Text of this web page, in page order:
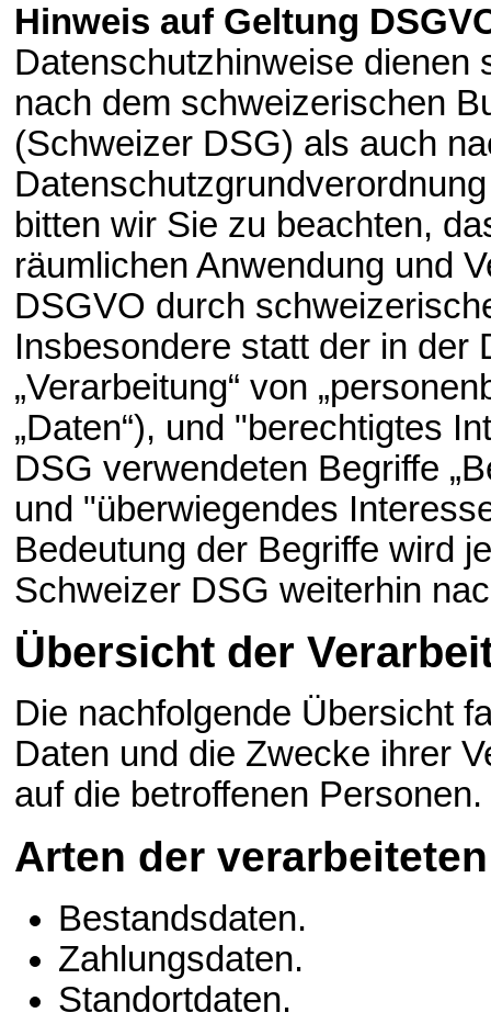
Hinweis auf Geltung
Datenschutzhinweise dienen
nach dem schweizerischen
(Schweizer DSG) als auch
bitten wir Sie zu beachten,
räumlichen Anwendung und
DSGVO durch
Insbesondere statt der in der
„Verarbeitung“ von
„Daten“), und "berechtigtes
DSG verwendeten Begriffe
und "überwiegendes
Bedeutung der Begriffe wird
Schweizer DSG weiterhin
Übersicht der
Die nachfolgende Übersicht
Daten und die Zwecke ihrer
auf die betroffenen Personen.
Arten der
Bestandsdaten.
Zahlungsdaten.
Standortdaten.